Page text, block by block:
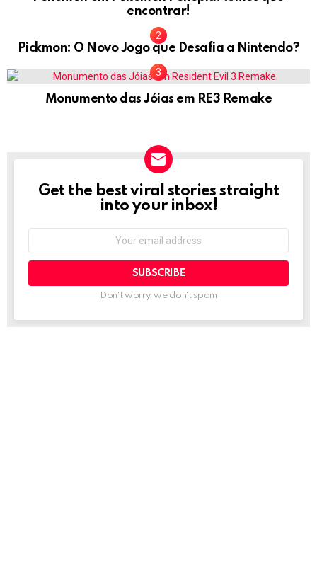
encontrar!
Pickmon: O Novo Jogo que Desafia a Nintendo?
Monumento das Jóias em RE3 Remake
NEWSLETTER
Get the best viral stories straight
into your inbox!
Don't worry, we don't spam